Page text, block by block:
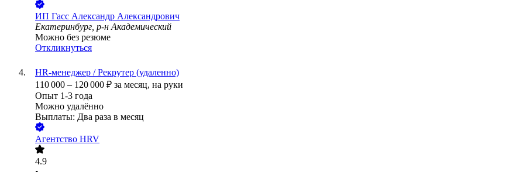
ИП Гасс Александр Александрович
Екатеринбург, р-н Академический
Можно без резюме
Откликнуться
HR-менеджер / Рекрутер (удаленно)
110 000 – 120 000 ₽ за месяц, на руки
Опыт 1-3 года
Можно удалённо
Выплаты: Два раза в месяц
Агентство HRV
4.9